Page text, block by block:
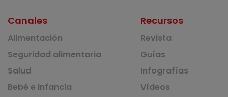
Canales
Alimentación
Seguridad alimentaria
Salud
Bebé e infancia
Recursos
Revista
Guías
Infografías
Vídeos